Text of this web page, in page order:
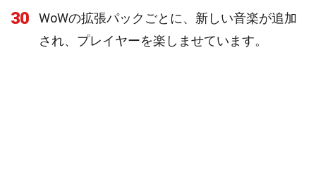
30
WoWの拡張パックごとに、新しい音楽が追加
され、プレイヤーを楽しませています。